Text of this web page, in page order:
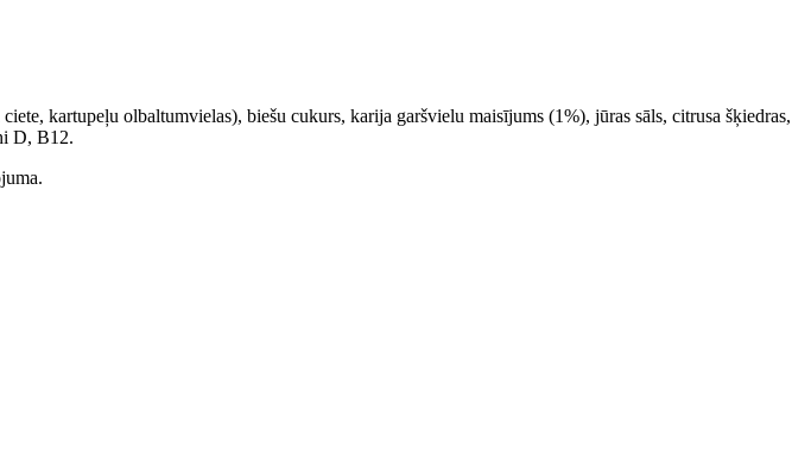
kartupeļu olbaltumvielas), biešu cukurs, karija garšvielu maisījums (1%), jūras sāls, citrusa šķiedras,
D, B12.